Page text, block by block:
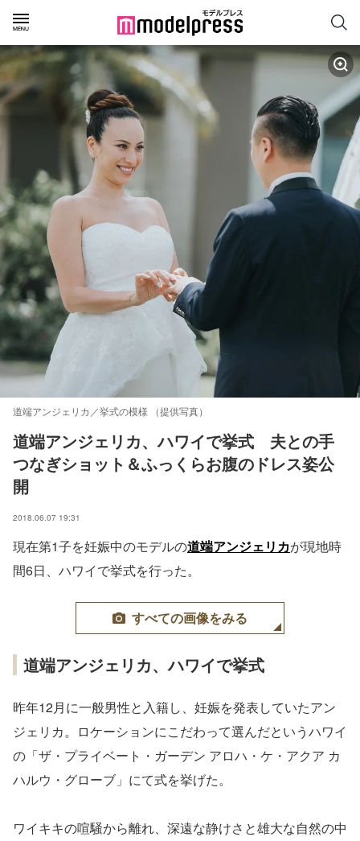
道端アンジェリカ／挙式の模様 （提供写真）
道端アンジェリカ、ハワイで挙式　夫との手
つなぎショット＆ふっくらお腹のドレス姿公
開
2018.06.07 19:31
現在第1子を妊娠中のモデルの道端アンジェリカが現地時
間6日、ハワイで挙式を行った。
すべての画像をみる
道端アンジェリカ、ハワイで挙式
昨年12月に一般男性と入籍し、妊娠を発表していたアン
ジェリカ。ロケーションにこだわって選んだというハワイ
の「ザ・プライベート・ガーデン アロハ・ケ・アクア カ
ハルウ・グローブ」にて式を挙げた。
ワイキキの喧騒から離れ、深遠な静けさと雄大な自然の中